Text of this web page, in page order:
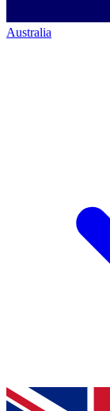
Australia